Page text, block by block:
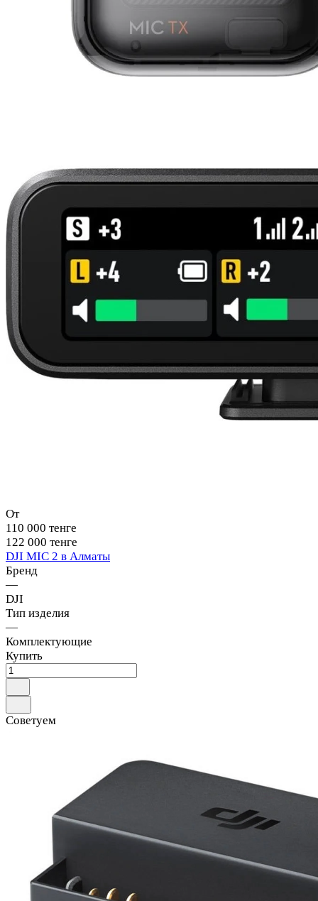
От
110 000 тенге
122 000 тенге
DJI MIC 2 в Алматы
Бренд
—
DJI
Тип изделия
—
Комплектующие
Купить
Советуем